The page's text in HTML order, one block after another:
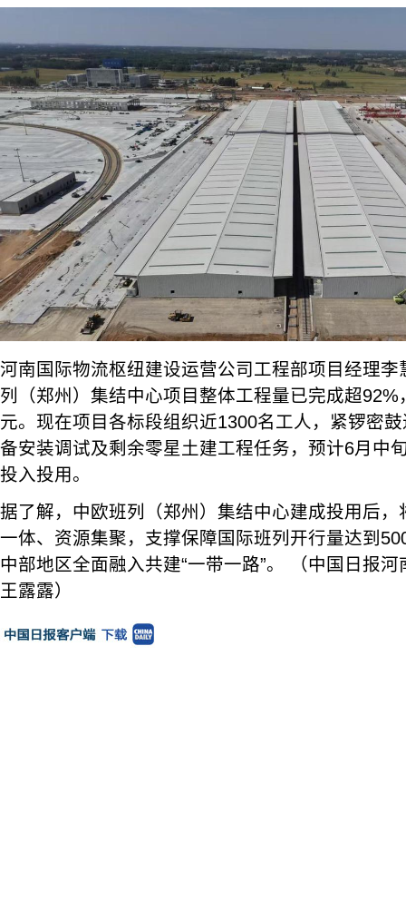
河南国际物流枢纽建设运营公司工程部项目经理
列（郑州）集结中心项目整体工程量已完成超
元。现在项目各标段组织近1300名工人，紧锣密
备安装调试及剩余零星土建工程任务，预计6月中
投入投用。
据了解，中欧班列（郑州）集结中心建成投用后
一体、资源集聚，支撑保障国际班列开行量达到
中部地区全面融入共建“一带一路”。 （中国日报
王露露）